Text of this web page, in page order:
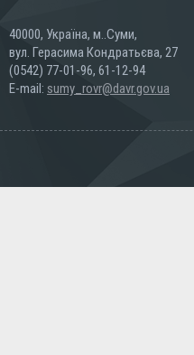
40000, Україна, м..Суми,
вул. Герасима Кондратьєва, 27
(0542) 77-01-96, 61-12-94
E-mail: sumy_rovr@davr.gov.ua